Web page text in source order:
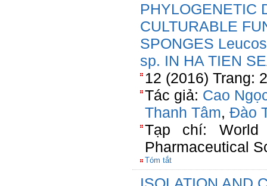
PHYLOGENETIC
CULTURABLE
SPONGES
sp. IN HA TIEN
12 (2016) Trang:
Tác giả: Cao
Thanh Tâm, Đào
Tạp chí: World
Pharmaceutical
Tóm tắt